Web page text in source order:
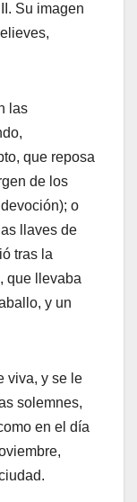
Su imagen
las
que reposa
de los
o
llaves de
tras la
que llevaba
y un
viva, y se le
solemnes,
en el día